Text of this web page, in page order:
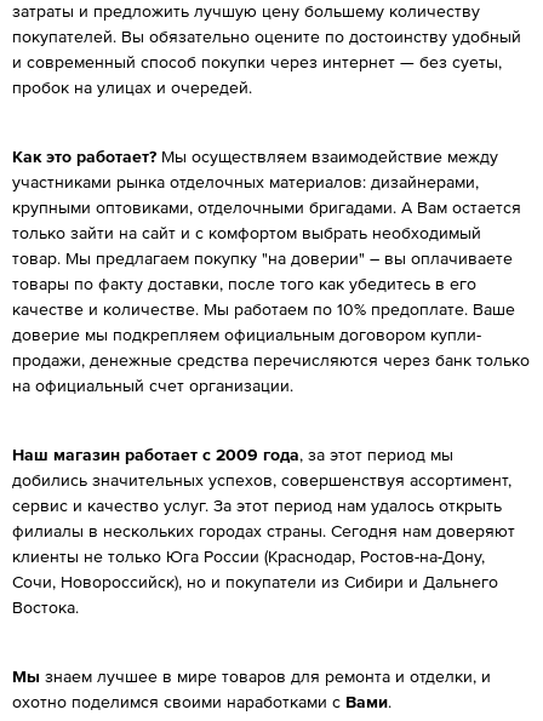
затраты и предложить лучшую цену большему количеству
покупателей. Вы обязательно оцените по достоинству удобный
и современный способ покупки через интернет — без суеты,
пробок на улицах и очередей.
Как это работает? Мы осуществляем взаимодействие между
участниками рынка отделочных материалов: дизайнерами,
крупными оптовиками, отделочными бригадами. А Вам остается
только зайти на сайт и с комфортом выбрать необходимый
товар. Мы предлагаем покупку "на доверии" – вы оплачиваете
товары по факту доставки, после того как убедитесь в его
качестве и количестве. Мы работаем по 10% предоплате. Ваше
доверие мы подкрепляем официальным договором купли-
продажи, денежные средства перечисляются через банк только
на официальный счет организации.
Наш магазин работает с 2009 года, за этот период мы
добились значительных успехов, совершенствуя ассортимент,
сервис и качество услуг. За этот период нам удалось открыть
филиалы в нескольких городах страны. Сегодня нам доверяют
клиенты не только Юга России (Краснодар, Ростов-на-Дону,
Сочи, Новороссийск), но и покупатели из Сибири и Дальнего
Востока.
Мы знаем лучшее в мире товаров для ремонта и отделки, и
охотно поделимся своими наработками с Вами.